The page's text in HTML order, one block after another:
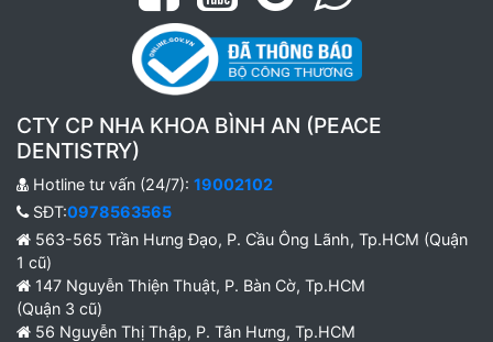
CTY CP NHA KHOA BÌNH AN (PEACE
DENTISTRY)
Hotline tư vấn (24/7): 19002102
SĐT:0978563565
563-565 Trần Hưng Đạo, P. Cầu Ông Lãnh, Tp.HCM (Quận
1 cũ)
147 Nguyễn Thiện Thuật, P. Bàn Cờ, Tp.HCM
(Quận 3 cũ)
56 Nguyễn Thị Thập, P. Tân Hưng, Tp.HCM